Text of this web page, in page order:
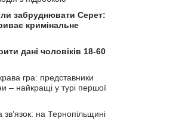
забруднювати Серет:
кримінальне
дані чоловіків 18-60
гра: представники
– найкращі у турі першої
на Тернопільщині